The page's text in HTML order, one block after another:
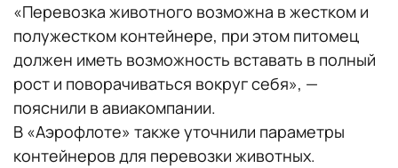
«Перевозка животного возможна в жестком и
полужестком контейнере, при этом питомец
должен иметь возможность вставать в полный
рост и поворачиваться вокруг себя», —
пояснили в авиакомпании.
В «Аэрофлоте» также уточнили параметры
контейнеров для перевозки животных.